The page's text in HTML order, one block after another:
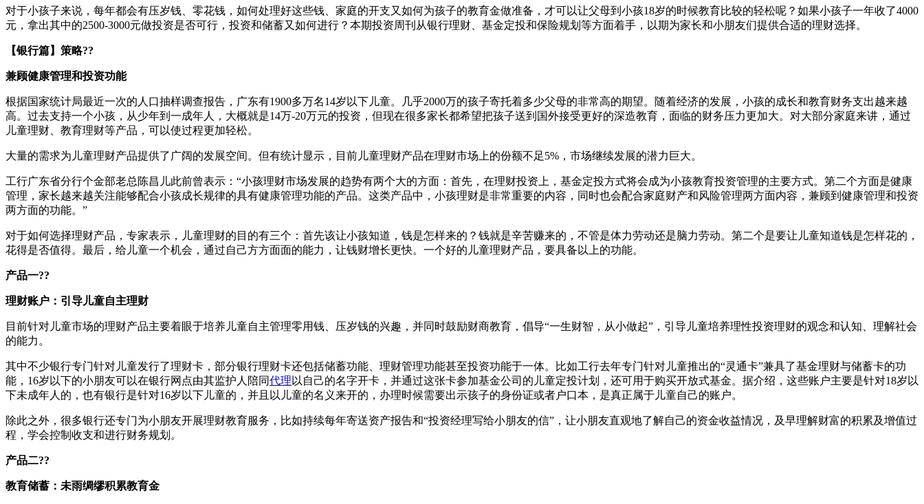
对于小孩子来说，每年都会有压岁钱、零花钱，如何处理好这些钱、家庭的开支又如何为孩子的教育金做准备，才可以让父母到小孩18岁的时候教育比较的轻松呢？如果小孩子一年收了4000
元，拿出其中的2500-3000元做投资是否可行，投资和储蓄又如何进行？本期投资周刊从银行理财、基金定投和保险规划等方面着手，以期为家长和小朋友们提供合适的理财选择。
【银行篇】策略??
兼顾健康管理和投资功能
根据国家统计局最近一次的人口抽样调查报告，广东有1900多万名14岁以下儿童。几乎2000万的孩子寄托着多少父母的非常高的期望。随着经济的发展，小孩的成长和教育财务支出越来越
高。过去支持一个小孩，从少年到一成年人，大概就是14万-20万元的投资，但现在很多家长都希望把孩子送到国外接受更好的深造教育，面临的财务压力更加大。对大部分家庭来讲，通过
儿童理财、教育理财等产品，可以使过程更加轻松。
大量的需求为儿童理财产品提供了广阔的发展空间。但有统计显示，目前儿童理财产品在理财市场上的份额不足5%，市场继续发展的潜力巨大。
工行广东省分行个金部老总陈昌儿此前曾表示：“小孩理财市场发展的趋势有两个大的方面：首先，在理财投资上，基金定投方式将会成为小孩教育投资管理的主要方式。第二个方面是健康
管理，家长越来越关注能够配合小孩成长规律的具有健康管理功能的产品。这类产品中，小孩理财是非常重要的内容，同时也会配合家庭财产和风险管理两方面内容，兼顾到健康管理和投资
两方面的功能。”
对于如何选择理财产品，专家表示，儿童理财的目的有三个：首先该让小孩知道，钱是怎样来的？钱就是辛苦赚来的，不管是体力劳动还是脑力劳动。第二个是要让儿童知道钱是怎样花的，
花得是否值得。最后，给儿童一个机会，通过自己方方面面的能力，让钱财增长更快。一个好的儿童理财产品，要具备以上的功能。
产品一??
理财账户：引导儿童自主理财
目前针对儿童市场的理财产品主要着眼于培养儿童自主管理零用钱、压岁钱的兴趣，并同时鼓励财商教育，倡导“一生财智，从小做起”，引导儿童培养理性投资理财的观念和认知、理解社会
的能力。
其中不少银行专门针对儿童发行了理财卡，部分银行理财卡还包括储蓄功能、理财管理功能甚至投资功能于一体。比如工行去年专门针对儿童推出的“灵通卡”兼具了基金理财与储蓄卡的功
能，16岁以下的小朋友可以在银行网点由其监护人陪同代理 以自己的名字开卡，并通过这张卡参加基金公司的儿童定投计划，还可用于购买开放式基金。据介绍，这些账户主要是针对18岁以
下未成年人的，也有银行是针对16岁以下儿童的，并且以儿童的名义来开的，办理时候需要出示孩子的身份证或者户口本，是真正属于儿童自己的账户。
除此之外，很多银行还专门为小朋友开展理财教育服务，比如持续每年寄送资产报告和“投资经理写给小朋友的信”，让小朋友直观地了解自己的资金收益情况，及早理解财富的积累及增值过
程，学会控制收支和进行财务规划。
产品二??
教育储蓄：未雨绸缪积累教育金